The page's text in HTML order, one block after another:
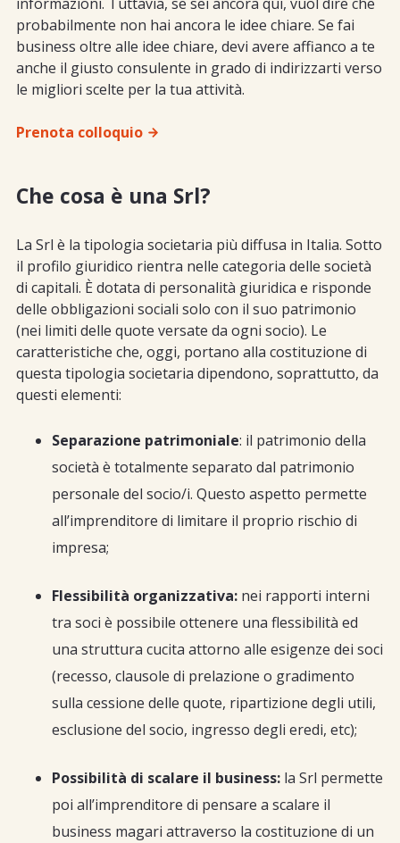
probabilmente non hai ancora le idee chiare. Se fai
business oltre alle idee chiare, devi avere affianco a te
anche il giusto consulente in grado di indirizzarti verso
le migliori scelte per la tua attività.
Prenota colloquio
Che cosa è una Srl?
La Srl è la tipologia societaria più diffusa in Italia. Sotto
il profilo giuridico rientra nelle categoria delle società
di capitali. È dotata di personalità giuridica e risponde
delle obbligazioni sociali solo con il suo patrimonio
(nei limiti delle quote versate da ogni socio). Le
caratteristiche che, oggi, portano alla costituzione di
questa tipologia societaria dipendono, soprattutto, da
questi elementi:
Separazione patrimoniale: il patrimonio della
società è totalmente separato dal patrimonio
personale del socio/i. Questo aspetto permette
all’imprenditore di limitare il proprio rischio di
impresa;
Flessibilità organizzativa: nei rapporti interni
tra soci è possibile ottenere una flessibilità ed
una struttura cucita attorno alle esigenze dei soci
(recesso, clausole di prelazione o gradimento
sulla cessione delle quote, ripartizione degli utili,
esclusione del socio, ingresso degli eredi, etc);
Possibilità di scalare il business: la Srl permette
poi all’imprenditore di pensare a scalare il
business magari attraverso la costituzione di un